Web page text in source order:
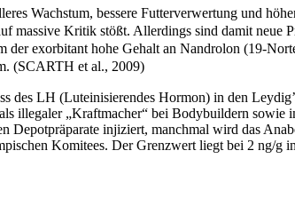
Wachstum, bessere Futterverwertung und
massive Kritik stößt. Allerdings sind damit neue
exorbitant hohe Gehalt an Nandrolon (19-
(SCARTH et al., 2009)
des LH (Luteinisierendes Hormon) in den
illegaler „Kraftmacher“ bei Bodybuildern sowie
injiziert, manchmal wird das
Komitees. Der Grenzwert liegt bei 2 ng/g